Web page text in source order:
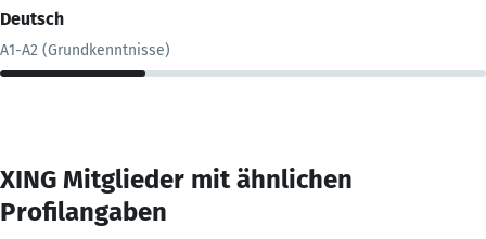
Deutsch
A1-A2 (Grundkenntnisse)
XING Mitglieder mit ähnlichen
Profilangaben